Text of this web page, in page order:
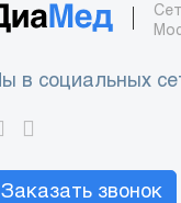
в социальных
Заказать звонок